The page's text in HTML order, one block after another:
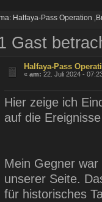
Halfaya-Pass Operation
Gast
Halfaya-Pass
«am: 22. Juli 2024 -
Hier zeige ich
auf die
Mein Gegner
unserer Seite.
für historisches